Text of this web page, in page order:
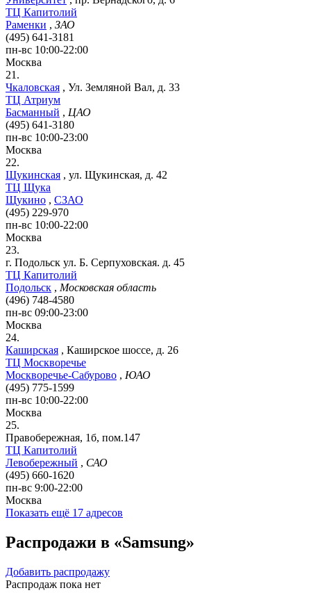
ТЦ Капитолий
Раменки , ЗАО
(495) 641-3181
пн-вс 10:00-22:00
Москва
21.
Чкаловская , Ул. Земляной Вал, д. 33
ТЦ Атриум
Басманный , ЦАО
(495) 641-3180
пн-вс 10:00-23:00
Москва
22.
Щукинская , ул. Щукинская, д. 42
ТЦ Щука
Щукино , СЗАО
(495) 229-970
пн-вс 10:00-22:00
Москва
23.
г. Подольск ул. Б. Серпуховская. д. 45
ТЦ Капитолий
Подольск , Московская область
(496) 748-4580
пн-вс 09:00-23:00
Москва
24.
Каширская , Каширское шоссе, д. 26
ТЦ Москворечье
Москворечье-Сабурово , ЮАО
(495) 775-1599
пн-вс 10:00-22:00
Москва
25.
Правобережная, 1б, пом.147
ТЦ Капитолий
Левобережный , САО
(495) 660-1620
пн-вс 9:00-22:00
Москва
Показать ещё 17 адресов
Распродажи в «Samsung»
Добавить распродажу
Распродаж пока нет